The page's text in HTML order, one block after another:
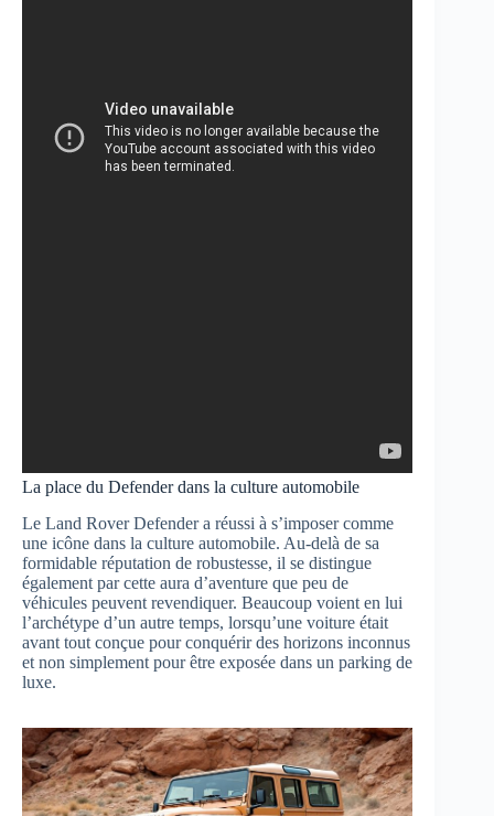
La place du Defender dans la culture automobile
Le Land Rover Defender a réussi à s’imposer comme
une icône dans la culture automobile. Au-delà de sa
formidable réputation de robustesse, il se distingue
également par cette aura d’aventure que peu de
véhicules peuvent revendiquer. Beaucoup voient en lui
l’archétype d’un autre temps, lorsqu’une voiture était
avant tout conçue pour conquérir des horizons inconnus
et non simplement pour être exposée dans un parking de
luxe.